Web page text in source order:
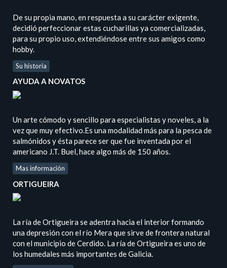
De su propia mano, en respuesta a su carácter exigente,
decidió perfeccionar estas cucharillas ya comercializadas,
para su propio uso, extendiéndose entre sus amigos como
hobby.
Su historia
AYUDA A NOVATOS
Un arte cómodo y sencillo para especialistas y noveles, a la
vez que muy efectivo.Es una modalidad más para la pesca de
salmónidos y ésta parece ser que fue inventada por el
americano J.T. Buel, hace algo más de 150 años.
Mas información
ORTIGUEIRA
La ría de Ortigueira se adentra hacia el interior formando
una depresión con el río Mera que sirve de frontera natural
con el municipio de Cerdido. La ría de Ortigueira es uno de
los humedales más importantes de Galicia.